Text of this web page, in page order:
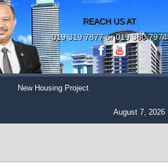
REACH US AT
019 319 7877 or 019 380 7974
New Housing Project
August 7, 2026